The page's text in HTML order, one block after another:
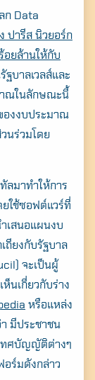
ก Data
ปารีส นิวยอร์ก
อยล้านให้กับ
ฐบาลเวลส์และ
าณในลักษณะนี้
องงบประมาณ
นร่วมโดย
ลมาทำให้การ
ยใช้ซอฟต์แวร์ที่
เสนอแผนงบ
ถียงกับรัฐบาล
จะเป็นผู้
นเกี่ยวกับร่าง
หรือแหล่ง
มีประชาชน
เทศบัญญัติต่างๆ
อร์มดังกล่าว